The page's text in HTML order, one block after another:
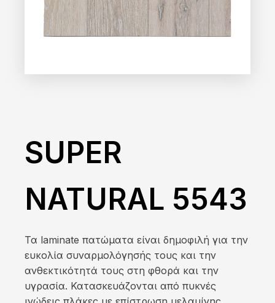
SUPER
NATURAL 5543
Τα laminate πατώματα είναι δημοφιλή για την
ευκολία συναρμολόγησής τους και την
ανθεκτικότητά τους στη φθορά και την
υγρασία. Κατασκευάζονται από πυκνές